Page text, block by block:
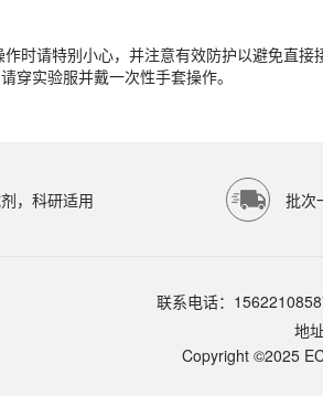
）或在线客服联系我们的技术支持团队
时请特别小心，并注意有效防护以避免直接
穿实验服并戴一次性手套操作。
，科研适用 批次
联系电话：
地
Copyright ©2025